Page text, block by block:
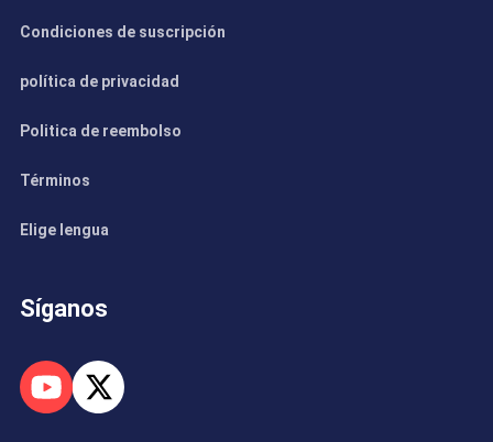
Condiciones de suscripción
política de privacidad
Politica de reembolso
Términos
Elige lengua
Síganos